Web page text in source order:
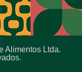
Alimentos Ltda.